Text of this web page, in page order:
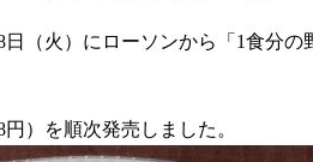
（火）にローソンから「1食分
）を順次発売しました。